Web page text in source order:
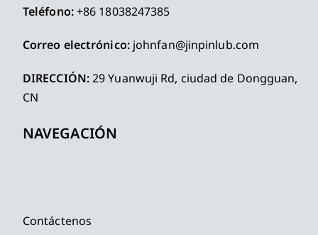
Teléfono:+86 18038247385
Correo electrónico: johnfan@jinpinlub.com
DIRECCIÓN:29 Yuanwuji Rd, ciudad de Dongguan,
CN
NAVEGACIÓN
Contáctenos